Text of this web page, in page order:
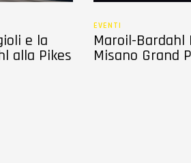
e la
alla Pikes
EVENTI
Maroil-
Misano Grand